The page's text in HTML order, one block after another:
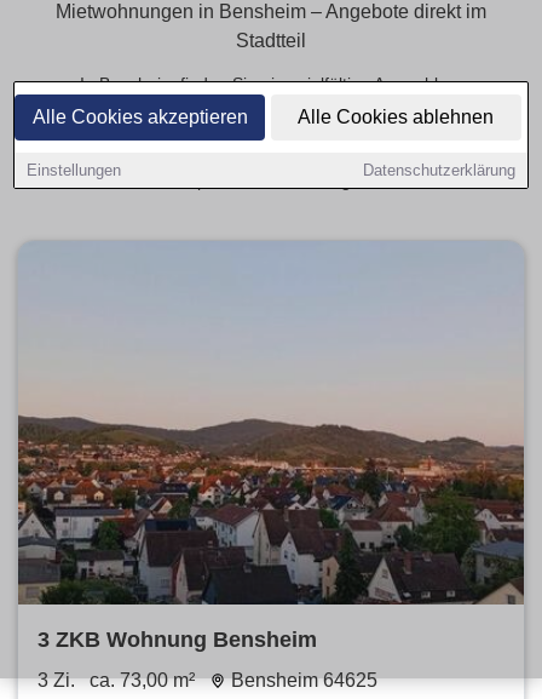
Alle Cookies akzeptieren Alle Cookies ablehnen
Einstellungen Datenschutzerklärung
Mietwohnungen in Bensheim – Angebote direkt im
Stadtteil
In Bensheim finden Sie eine vielfältige Auswahl an
Mietwohnungen – von kompakten Apartments bis hin zu
geräumigen Familienwohnungen. Alle Angebote lassen sich
schnell die passende Wohnung zu finden.
3 ZKB Wohnung Bensheim
3 Zi. ca. 73,00 m² Bensheim 64625